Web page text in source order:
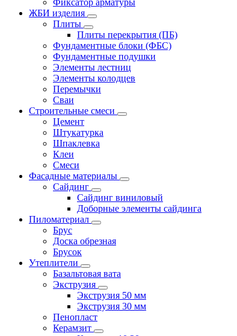
Фиксатор арматуры
ЖБИ изделия
Плиты
Плиты перекрытия (ПБ)
Фундаментные блоки (ФБС)
Фундаментные подушки
Элементы лестниц
Элементы колодцев
Перемычки
Сваи
Строительные смеси
Цемент
Штукатурка
Шпаклевка
Клеи
Смеси
Фасадные материалы
Сайдинг
Сайдинг виниловый
Доборные элементы сайдинга
Пиломатериал
Брус
Доска обрезная
Брусок
Утеплители
Базальтовая вата
Экструзия
Экструзия 50 мм
Экструзия 30 мм
Пенопласт
Керамзит